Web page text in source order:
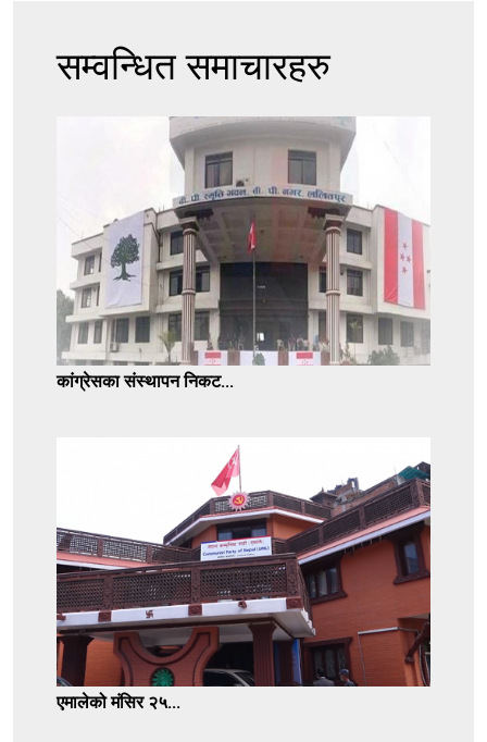
सम्वन्धित समाचारहरु
कांग्रेसका संस्थापन निकट...
एमालेको मंसिर २५...